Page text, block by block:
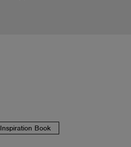
Inspiration Book